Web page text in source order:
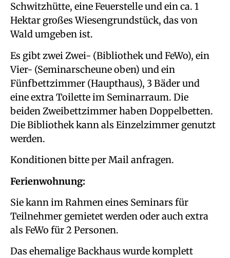
Schwitzhütte, eine Feuerstelle und ein ca. 1
Hektar großes Wiesengrundstück, das von
Wald umgeben ist.
Es gibt zwei Zwei- (Bibliothek und FeWo), ein
Vier- (Seminarscheune oben) und ein
Fünfbettzimmer (Haupthaus), 3 Bäder und
eine extra Toilette im Seminarraum. Die
beiden Zweibettzimmer haben Doppelbetten.
Die Bibliothek kann als Einzelzimmer genutzt
werden.
Konditionen bitte per Mail anfragen.
Ferienwohnung:
Sie kann im Rahmen eines Seminars für
Teilnehmer gemietet werden oder auch extra
als FeWo für 2 Personen.
Das ehemalige Backhaus wurde komplett